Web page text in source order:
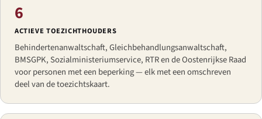
6
ACTIEVE TOEZICHTHOUDERS
Behindertenanwaltschaft, Gleichbehandlungsanwaltschaft,
BMSGPK, Sozialministeriumservice, RTR en de Oostenrijkse Raad
voor personen met een beperking — elk met een omschreven
deel van de toezichtskaart.